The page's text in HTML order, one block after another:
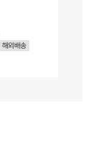
해외배송